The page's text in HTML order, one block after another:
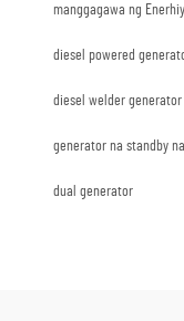
manggagawa ng
diesel powered
diesel welder generator
generator na standby
dual generator